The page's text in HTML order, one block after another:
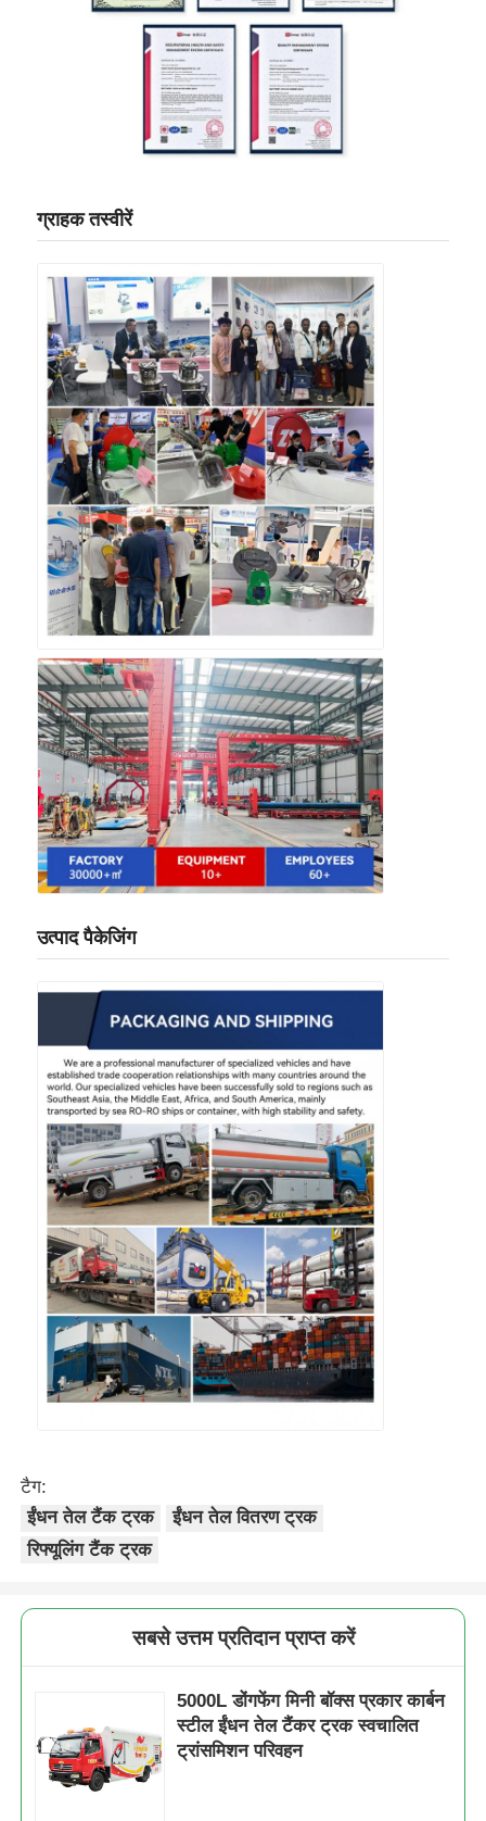
ग्राहक तस्वीरें
उत्पाद पैकेजिंग
टैग:
ईंधन तेल टैंक ट्रक
ईंधन तेल वितरण ट्रक
रिफ्यूलिंग टैंक ट्रक
सबसे उत्तम प्रतिदान प्राप्त करें
5000L डोंगफेंग मिनी बॉक्स प्रकार कार्बन
स्टील ईंधन तेल टैंकर ट्रक स्वचालित
ट्रांसमिशन परिवहन